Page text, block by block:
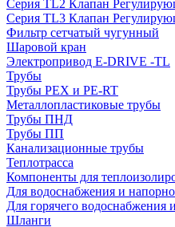
Серия TL2 Клапан
Серия TL3 Клапан
Фильтр сетчатый чугунный
Шаровой кран
Электропривод E-DRIVE -TL
Трубы
Трубы PEX и PE-RT
Металлопластиковые трубы
Трубы ПНД
Трубы ПП
Канализационные трубы
Теплотрасса
Компоненты для
Для водоснабжения и
Для горячего водоснабжения
Шланги